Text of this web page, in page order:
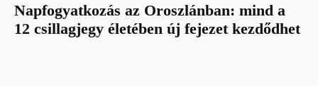
Napfogyatkozás az Oroszlánban: mind a
12 csillagjegy életében új fejezet kezdődhet